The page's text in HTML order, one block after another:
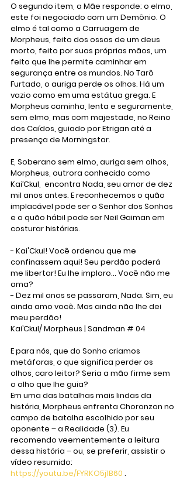
O segundo item, a Mãe responde: o elmo,
este foi negociado com um Demônio. O
elmo é tal como a Carruagem de
Morpheus, feito dos ossos de um deus
morto, feito por suas próprias mãos, um
feito que lhe permite caminhar em
segurança entre os mundos. No Tarô
Furtado, o auriga perde os olhos. Há um
vazio como em uma estátua grega. E
Morpheus caminha, lenta e seguramente,
sem elmo, mas com majestade, no Reino
dos Caídos, guiado por Etrigan até a
presença de Morningstar.
E, Soberano sem elmo, auriga sem olhos,
Morpheus, outrora conhecido como
Kai’Ckul,  encontra Nada, seu amor de dez
mil anos antes. E reconhecemos o quão
implacável pode ser o Senhor dos Sonhos
e o quão hábil pode ser Neil Gaiman em
costurar histórias.
- Kai'Ckul! Você ordenou que me
confinassem aqui! Seu perdão poderá
me libertar! Eu lhe imploro... Você não me
ama?
- Dez mil anos se passaram, Nada. Sim, eu
ainda amo você. Mas ainda não lhe dei
meu perdão!
Kai’Ckul/ Morpheus | Sandman # 04
E para nós, que do Sonho criamos
metáforas, o que significa perder os
olhos, caro leitor? Seria a mão firme sem
o olho que lhe guia?
Em uma das batalhas mais lindas da
história, Morpheus enfrenta Choronzon no
campo de batalha escolhido por seu
oponente – a Realidade (3). Eu
recomendo veementemente a leitura
dessa história – ou, se preferir, assistir o
vídeo resumido:
https://youtu.be/FYRKO5j1B60 .